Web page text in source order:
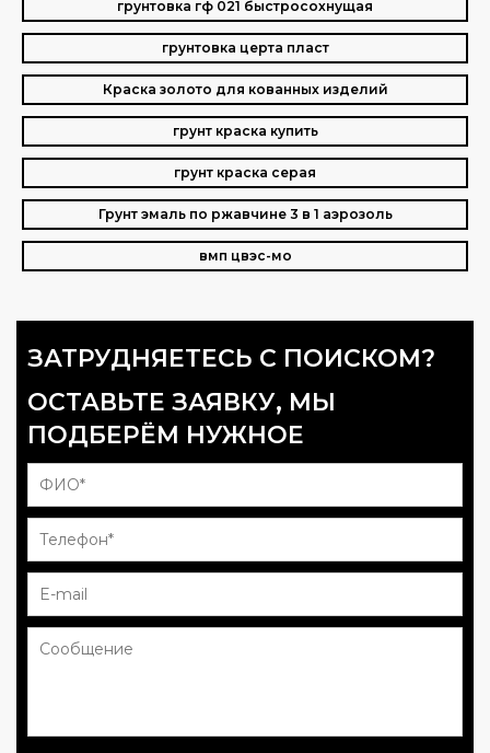
грунтовка гф 021 быстросохнущая
грунтовка церта пласт
Краска золото для кованных изделий
грунт краска купить
грунт краска серая
Грунт эмаль по ржавчине 3 в 1 аэрозоль
вмп цвэс-мо
ЗАТРУДНЯЕТЕСЬ С ПОИСКОМ?
ОСТАВЬТЕ ЗАЯВКУ, МЫ
ПОДБЕРЁМ НУЖНОЕ